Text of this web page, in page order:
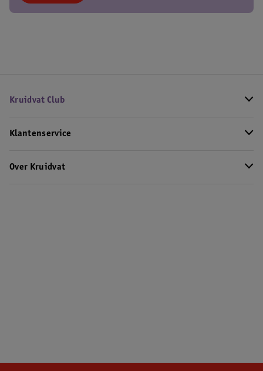
Kruidvat Club
Klantenservice
Over Kruidvat